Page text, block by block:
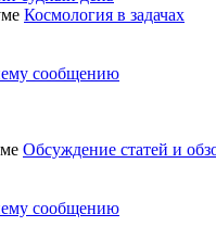
Космология в задачах
Обсуждение статей и